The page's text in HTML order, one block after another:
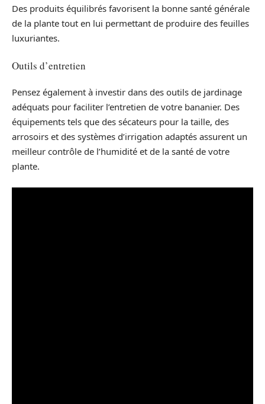
Des produits équilibrés favorisent la bonne santé générale
de la plante tout en lui permettant de produire des feuilles
luxuriantes.
Outils d’entretien
Pensez également à investir dans des outils de jardinage
adéquats pour faciliter l’entretien de votre bananier. Des
équipements tels que des sécateurs pour la taille, des
arrosoirs et des systèmes d’irrigation adaptés assurent un
meilleur contrôle de l’humidité et de la santé de votre
plante.